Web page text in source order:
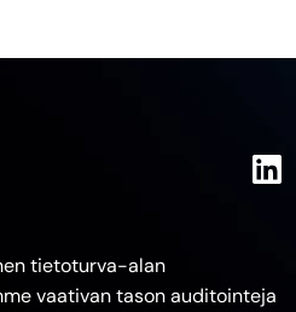
tietoturva-alan
vaativan tason auditointeja